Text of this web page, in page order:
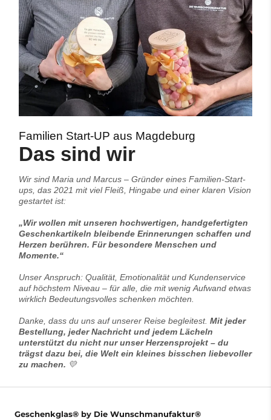
Familien Start-UP aus Magdeburg
Das sind wir
Wir sind Maria und Marcus – Gründer eines Familien-Start-
ups, das 2021 mit viel Fleiß, Hingabe und einer klaren Vision
gestartet ist:
„Wir wollen mit unseren hochwertigen, handgefertigten
Geschenkartikeln bleibende Erinnerungen schaffen und
Herzen berühren. Für besondere Menschen und
Momente.“
Unser Anspruch: Qualität, Emotionalität und Kundenservice
auf höchstem Niveau – für alle, die mit wenig Aufwand etwas
wirklich Bedeutungsvolles schenken möchten.
Danke, dass du uns auf unserer Reise begleitest. Mit jeder
Bestellung, jeder Nachricht und jedem Lächeln
unterstützt du nicht nur unser Herzensprojekt – du
trägst dazu bei, die Welt ein kleines bisschen liebevoller
zu machen. 💛
Geschenkglas® by Die Wunschmanufaktur®